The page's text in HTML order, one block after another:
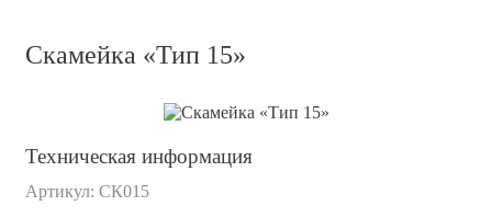
Скамейка «Тип 15»
Техническая информация
Артикул: СК015